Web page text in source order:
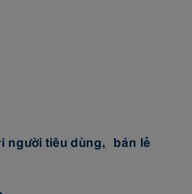
người tiêu dùng, bán lẻ